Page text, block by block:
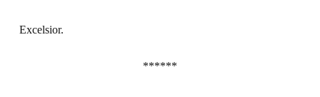
Excelsior.
******